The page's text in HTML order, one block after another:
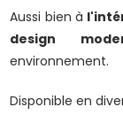
Aussi bien à
design
environnement.
Disponible en